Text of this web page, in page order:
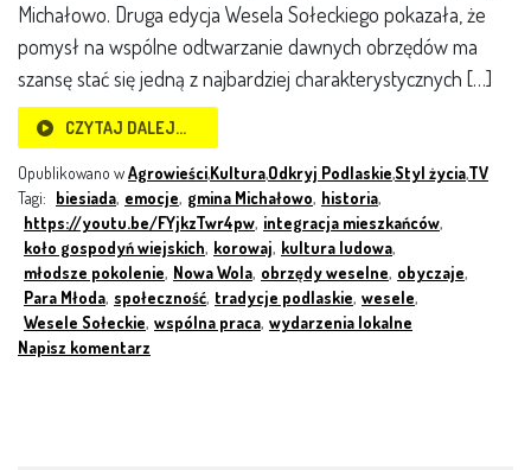
Michałowo. Druga edycja Wesela Sołeckiego pokazała, że
pomysł na wspólne odtwarzanie dawnych obrzędów ma
szansę stać się jedną z najbardziej charakterystycznych […]
CZYTAJ DALEJ…
Opublikowano wAgrowieści,Kultura,Odkryj Podlaskie,Styl życia,TV
Tagi: biesiada, emocje, gmina Michałowo, historia,
https://youtu.be/FYjkzTwr4pw, integracja mieszkańców,
koło gospodyń wiejskich, korowaj, kultura ludowa,
młodsze pokolenie, Nowa Wola, obrzędy weselne, obyczaje,
Para Młoda, społeczność, tradycje podlaskie, wesele,
Wesele Sołeckie, wspólna praca, wydarzenia lokalne
Napisz komentarz